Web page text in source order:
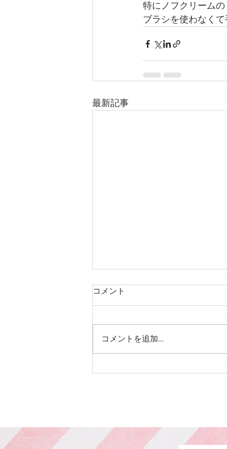
特にノフクリーム
ブラシを使わなく
最新記事
コメント
コメントを追加…